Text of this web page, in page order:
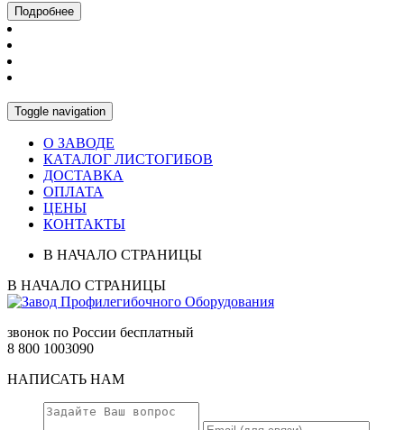
Toggle navigation
О ЗАВОДЕ
КАТАЛОГ ЛИСТОГИБОВ
ДОСТАВКА
ОПЛАТА
ЦЕНЫ
КОНТАКТЫ
В НАЧАЛО СТРАНИЦЫ
В НАЧАЛО СТРАНИЦЫ
звонок по России бесплатный
8 800 1003090
НАПИСАТЬ НАМ